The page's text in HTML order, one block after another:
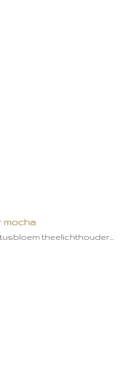
mocha
theelichthouder…